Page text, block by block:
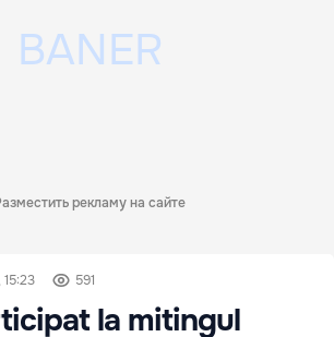
рекламу на сайте
15:23 591
la mitingul